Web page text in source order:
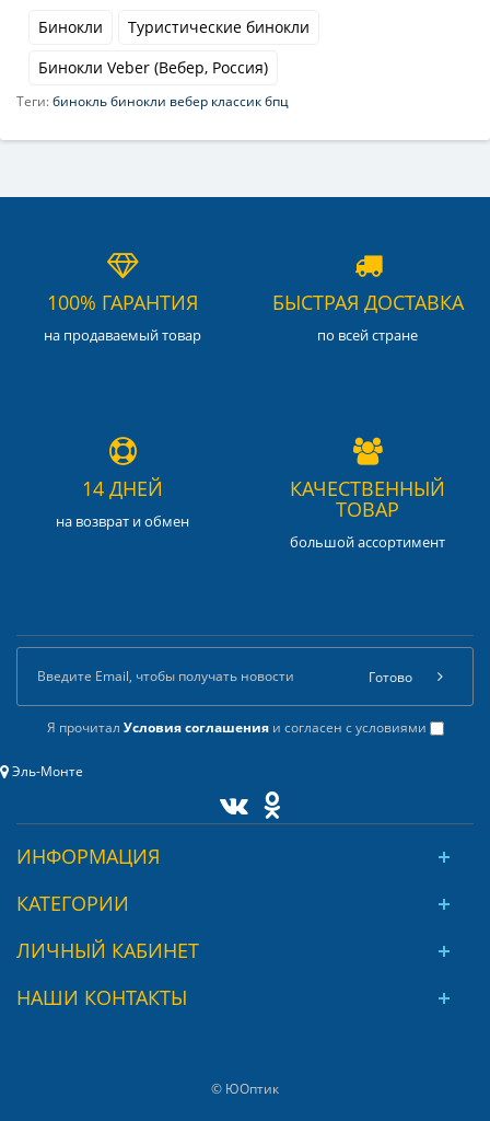
Бинокли
Туристические бинокли
Бинокли Veber (Вебер, Россия)
Теги:бинокль бинокли вебер классик бпц
100% ГАРАНТИЯ
на продаваемый товар
БЫСТРАЯ ДОСТАВКА
по всей стране
14 ДНЕЙ
на возврат и обмен
КАЧЕСТВЕННЫЙ
ТОВАР
большой ассортимент
Я прочитал Условия соглашенияи согласен с условиями
Готово
Эль-Монте
ИНФОРМАЦИЯ
КАТЕГОРИИ
ЛИЧНЫЙ КАБИНЕТ
НАШИ КОНТАКТЫ
© ЮОптик